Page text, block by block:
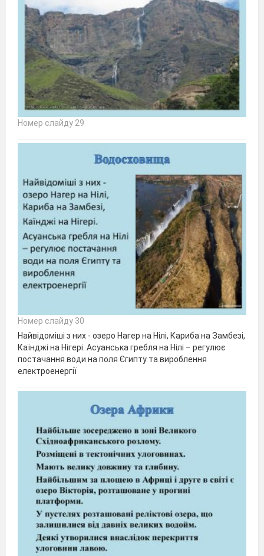
Номер слайду 29
Номер слайду 30
Найвідоміші з них - озеро Нагер на Нілі, Кариба на Замбезі,
Каїнджі на Нігері. Асуанська гребля на Нілі – регулює
постачання води на поля Єгипту та вироблення
електроенергії